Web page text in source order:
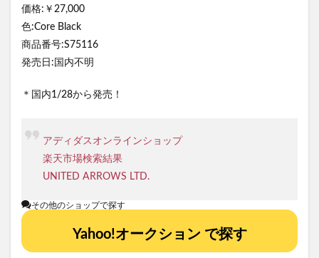
価格:￥27,000
色:Core Black
商品番号:S75116
発売日:国内不明
＊国内1/28から発売！
アディダスオンラインショップ
楽天市場検索結果
UNITED ARROWS LTD.
その他のショップで探す
Yahoo!オークション で探す